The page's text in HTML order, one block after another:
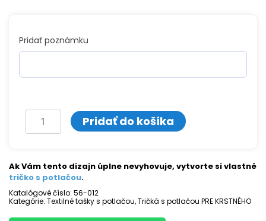
Pridať poznámku
množstvo
Taška
potlačou
NAJLEPŠÍ
KRSTNÝ
Pridať do košíka
Ak Vám tento dizajn úplne nevyhovuje, vytvorte si vlastné
tričko s potlačou.
Katalógové číslo: 56-012
Kategórie: Textilné tašky s potlačou,Tričká s potlačou PRE KRSTNÉHO